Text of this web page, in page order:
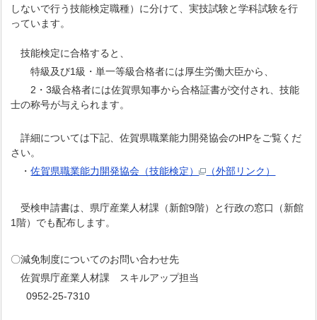
しないで行う技能検定職種）に分けて、実技試験と学科試験を行
っています。
技能検定に合格すると、
特級及び1級・単一等級合格者には厚生労働大臣から、
2・3級合格者には佐賀県知事から合格証書が交付され、技能
士の称号が与えられます。
詳細については下記、佐賀県職業能力開発協会のHPをご覧くだ
さい。
・佐賀県職業能力開発協会（技能検定） （外部リンク）
受検申請書は、県庁産業人材課（新館9階）と行政の窓口（新館
1階）でも配布します。
〇減免制度についてのお問い合わせ先
佐賀県庁産業人材課 スキルアップ担当
0952-25-7310